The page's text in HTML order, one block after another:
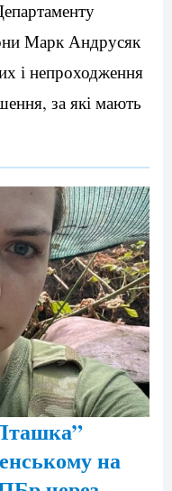
Марк Андрусяк
і непроходження
за які мають
на